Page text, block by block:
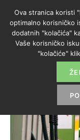
Ova stranica koristi
optimalno korisničko
dodatnih "kolačića"
Vaše korisničko
"kolačiće"